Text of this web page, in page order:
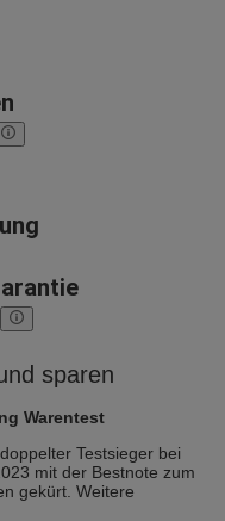
sparen
Warentest
Testsieger bei
mit der Bestnote zum
gekürt. Weitere